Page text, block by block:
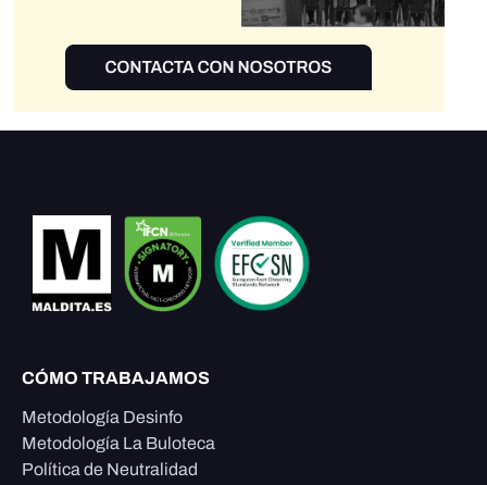
CÓMO TRABAJAMOS
Metodología Desinfo
Metodología La Buloteca
Política de Neutralidad